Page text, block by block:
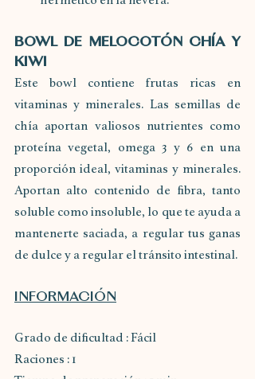
BOWL DE MELOCOTÓN CHÍA Y
KIWI
Este bowl contiene frutas ricas en
vitaminas y minerales. Las semillas de
chía aportan valiosos nutrientes como
proteína vegetal, omega 3 y 6 en una
proporción ideal, vitaminas y minerales.
Aportan alto contenido de fibra, tanto
soluble como insoluble, lo que te ayuda a
mantenerte saciada, a regular tus ganas
de dulce y a regular el tránsito intestinal.
INFORMACIÓN
Grado de dificultad : Fácil
Raciones : 1